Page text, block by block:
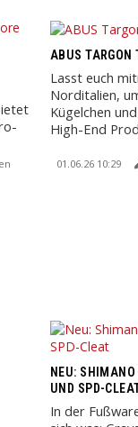
ABUS TARGON
Lasst euch
Norditalien,
Kügelchen
High-End
01.06.26 10:29
NEU:
UND SPD-
In der